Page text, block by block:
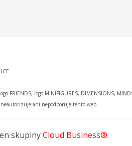
logo MINIFIGURES, DIMENSIONS,
ani nepodporuje tento web.
skupinyCloud Business®.